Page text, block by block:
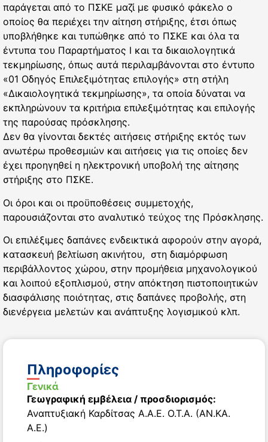
παράγεται από το ΠΣΚΕ μαζί με φυσικό φάκελο ο
οποίος θα περιέχει την αίτηση στήριξης, έτσι όπως
υποβλήθηκε και τυπώθηκε από το ΠΣΚΕ και όλα τα
έντυπα του Παραρτήματος Ι και τα δικαιολογητικά
τεκμηρίωσης, όπως αυτά περιλαμβάνονται στο έντυπο
«01 Οδηγός Επιλεξιμότητας επιλογής» στη στήλη
«Δικαιολογητικά τεκμηρίωσης», τα οποία δύναται να
εκπληρώνουν τα κριτήρια επιλεξιμότητας και επιλογής
της παρούσας πρόσκλησης.
Δεν θα γίνονται δεκτές αιτήσεις στήριξης εκτός των
ανωτέρω προθεσμιών και αιτήσεις για τις οποίες δεν
έχει προηγηθεί η ηλεκτρονική υποβολή της αίτησης
στήριξης στο ΠΣΚΕ.
Οι όροι και οι προϋποθέσεις συμμετοχής,
παρουσιάζονται στο αναλυτικό τεύχος της Πρόσκλησης.
Οι επιλέξιμες δαπάνες ενδεικτικά αφορούν στην αγορά,
κατασκευή βελτίωση ακινήτου, στη διαμόρφωση
περιβάλλοντος χώρου, στην προμήθεια μηχανολογικού
και λοιπού εξοπλισμού, στην απόκτηση πιστοποιητικών
διασφάλισης ποιότητας, στις δαπάνες προβολής, στη
διενέργεια μελετών και ανάπτυξης λογισμικού κλπ.
Πληροφορίες
Γενικά
Γεωγραφική εμβέλεια / προσδιορισμός:
Αναπτυξιακή Καρδίτσας Α.Α.Ε. Ο.Τ.Α. (ΑΝ.ΚΑ.
Α.Ε.)